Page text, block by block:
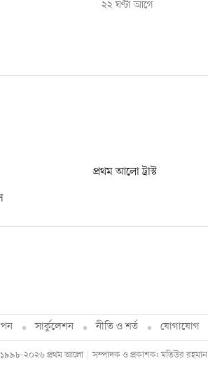
২২ ঘণ্টা আগে
প্রথম আলো ট্রাস্ট
সার্কুলেশন নীতি ও শর্ত যোগাযোগ
১৯৯৮-২০২৬ প্রথম আলো সম্পাদক ও প্রকাশক: মতিউর রহমান